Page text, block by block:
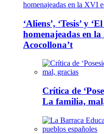
‘Aliens’, ‘Tesis’ y
homenajeadas en
Acocollona’t
Crítica de
La familia,